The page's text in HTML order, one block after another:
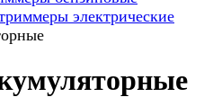
электрические